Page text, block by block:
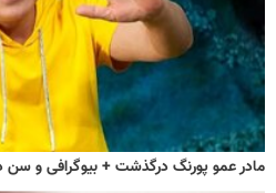
مادر عمو پورنگ درگذشت + بیوگرافی و سن